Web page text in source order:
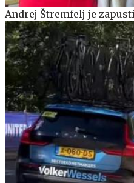
Andrej Štremfelj je